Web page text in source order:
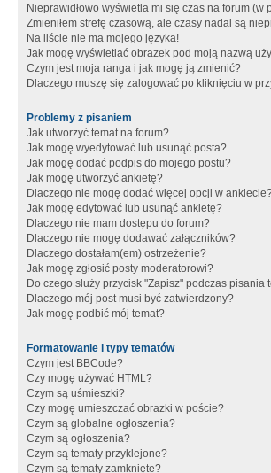
Nieprawidłowo wyświetla mi się czas na forum (w
Zmieniłem strefę czasową, ale czasy nadal są
Na liście nie ma mojego języka!
Jak mogę wyświetlać obrazek pod moją nazwą
Czym jest moja ranga i jak mogę ją zmienić?
Dlaczego muszę się zalogować po kliknięciu w
Problemy z pisaniem
Jak utworzyć temat na forum?
Jak mogę wyedytować lub usunąć posta?
Jak mogę dodać podpis do mojego postu?
Jak mogę utworzyć ankietę?
Dlaczego nie mogę dodać więcej opcji w
Jak mogę edytować lub usunąć ankietę?
Dlaczego nie mam dostępu do forum?
Dlaczego nie mogę dodawać załączników?
Dlaczego dostałam(em) ostrzeżenie?
Jak mogę zgłosić posty moderatorowi?
Do czego służy przycisk "Zapisz" podczas pisania
Dlaczego mój post musi być zatwierdzony?
Jak mogę podbić mój temat?
Formatowanie i typy tematów
Czym jest BBCode?
Czy mogę używać HTML?
Czym są uśmieszki?
Czy mogę umieszczać obrazki w poście?
Czym są globalne ogłoszenia?
Czym są ogłoszenia?
Czym są tematy przyklejone?
Czym są tematy zamknięte?